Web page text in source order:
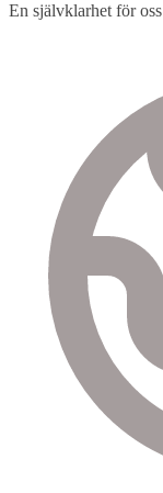
En självklarhet för oss